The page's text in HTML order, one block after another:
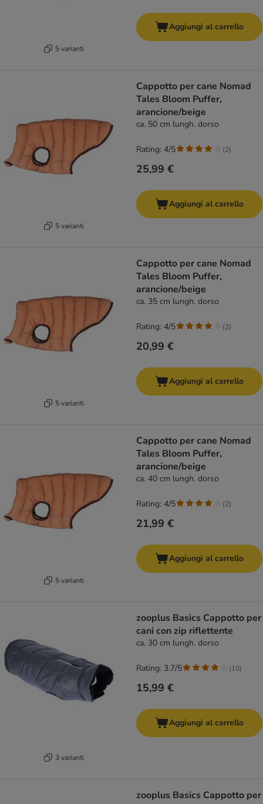
5 varianti
Aggiungi al carrello
5 varianti
Cappotto per cane Nomad
Tales Bloom Puffer,
arancione/beige
ca. 50 cm lungh. dorso
25,99 €
Rating: 4/5 (2)
Aggiungi al carrello
5 varianti
Cappotto per cane Nomad
Tales Bloom Puffer,
arancione/beige
ca. 35 cm lungh. dorso
20,99 €
Rating: 4/5 (2)
Aggiungi al carrello
5 varianti
Cappotto per cane Nomad
Tales Bloom Puffer,
arancione/beige
ca. 40 cm lungh. dorso
21,99 €
Rating: 4/5 (2)
Aggiungi al carrello
3 varianti
zooplus Basics Cappotto per
cani con zip riflettente
ca. 30 cm lungh. dorso
15,99 €
Rating: 3.7/5 (10)
Aggiungi al carrello
zooplus Basics Cappotto per